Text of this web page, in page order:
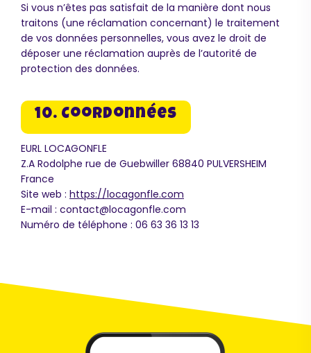
Si vous n’êtes pas satisfait de la manière dont nous
traitons (une réclamation concernant) le traitement
de vos données personnelles, vous avez le droit de
déposer une réclamation auprès de l’autorité de
protection des données.
10. Coordonnées
EURL LOCAGONFLE
Z.A Rodolphe rue de Guebwiller 68840 PULVERSHEIM
France
Site web : https://locagonfle.com
E-mail : contact@locagonfle.com
Numéro de téléphone : 06 63 36 13 13